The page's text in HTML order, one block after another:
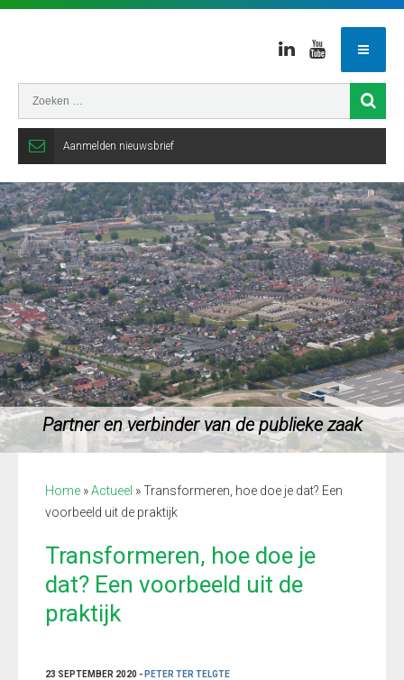
LinkedinYoutube
Aanmelden nieuwsbrief
Partner en verbinder van de publieke zaak
Home »Actueel »Transformeren, hoe doe je dat? Een
voorbeeld uit de praktijk
Transformeren, hoe doe je
dat? Een voorbeeld uit de
praktijk
23 SEPTEMBER 2020 - PETER TER TELGTE